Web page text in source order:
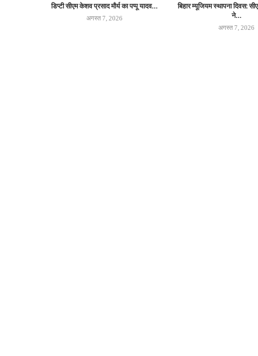
डिप्टी सीएम केशव प्रसाद मौर्य का पप्पू यादव...
अगस्त 7, 2026
बिहार म्यूजियम स्थापना दिवस:
ने...
अगस्त 7, 2026